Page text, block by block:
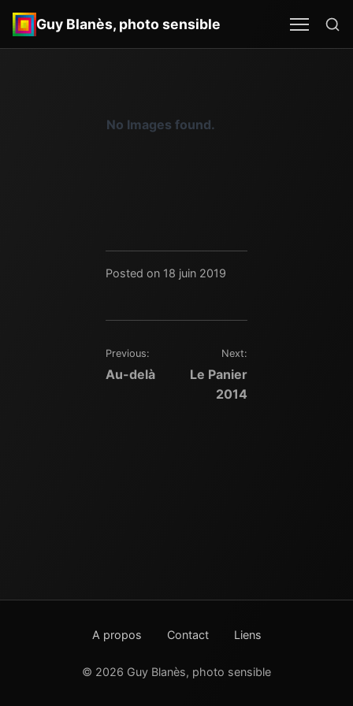
Guy Blanès, photo sensible
No Images found.
Posted on 18 juin 2019
Navigation
Previous:
Au-delà
Next:
Le Panier
2014
A propos Contact Liens
© 2026 Guy Blanès, photo sensible